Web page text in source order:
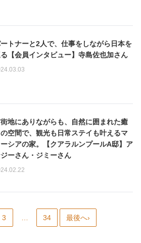
トナーと2人で、仕事をしながら日本を
【会員インタビュー】寺島佐也加さん
地にありながらも、自然に囲まれた癒
の空間で、観光も日常ステイも叶えるマ
ーシアの家。【クアラルンプールA邸】ア
ジーさん・ジミーさん
3 34 最後へ›